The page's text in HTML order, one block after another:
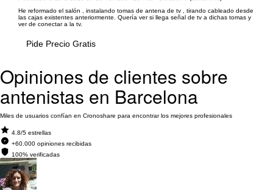
He reformado el salón , instalando tomas de antena de tv , tirando cableado desde
las cajas existentes anteriormente. Quería ver si llega señal de tv a dichas tomas y
ver de conectar a la tv.
Pide Precio Gratis
Opiniones de clientes sobre
antenistas en Barcelona
Miles de usuarios confían en Cronoshare para encontrar los mejores profesionales
4.8/5 estrellas
+60.000 opiniones recibidas
100% verificadas